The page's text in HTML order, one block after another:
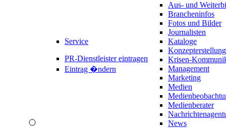
Service
PR-Dienstleister eintragen
Eintrag �ndern
Aus- und
Brancheninfos
Fotos und Bilder
Journalisten
Kataloge
Konzepterstellung
Krisen-
Management
Marketing
Medien
Medienberater
News